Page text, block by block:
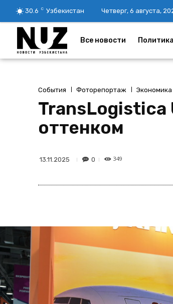
30.6 C Узбекистан Четверг, 6 августа,
Все новости Политика
События Фоторепортаж
TransLogistica
оттенком
13.11.2025 0 349